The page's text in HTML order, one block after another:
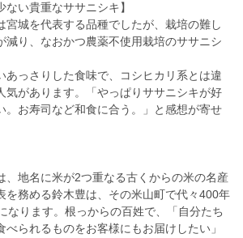
ない貴重なササニシキ】
宮城を代表する品種でしたが、栽培の難し
減り、なおかつ農薬不使用栽培のササニシ
あっさりした食味で、コシヒカリ系とは違
気があります。「やっぱりササニシキが好
。お寿司など和食に合う。」と感想が寄せ
、地名に米が2つ重なる古くからの米の名産
を務める鈴木豊は、その米山町で代々400年
なります。根っからの百姓で、「自分たち
べられるものをお客様にもお届けしたい」